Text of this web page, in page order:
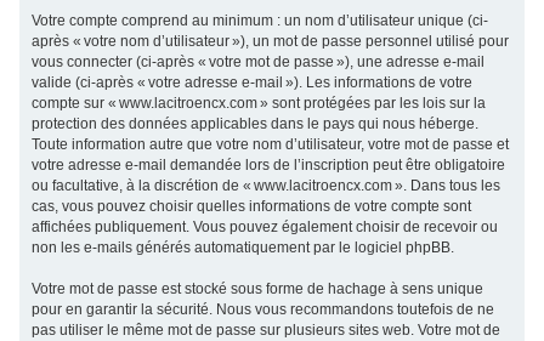
Votre compte comprend au minimum : un nom d’utilisateur unique (ci-
après « votre nom d’utilisateur »), un mot de passe personnel utilisé pour
vous connecter (ci-après « votre mot de passe »), une adresse e-mail
valide (ci-après « votre adresse e-mail »). Les informations de votre
compte sur « www.lacitroencx.com » sont protégées par les lois sur la
protection des données applicables dans le pays qui nous héberge.
Toute information autre que votre nom d’utilisateur, votre mot de passe et
votre adresse e-mail demandée lors de l’inscription peut être obligatoire
ou facultative, à la discrétion de « www.lacitroencx.com ». Dans tous les
cas, vous pouvez choisir quelles informations de votre compte sont
affichées publiquement. Vous pouvez également choisir de recevoir ou
non les e-mails générés automatiquement par le logiciel phpBB.
Votre mot de passe est stocké sous forme de hachage à sens unique
pour en garantir la sécurité. Nous vous recommandons toutefois de ne
pas utiliser le même mot de passe sur plusieurs sites web. Votre mot de